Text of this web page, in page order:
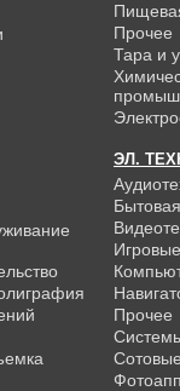
Прочее
Тара и
ЭЛ.
Прочее